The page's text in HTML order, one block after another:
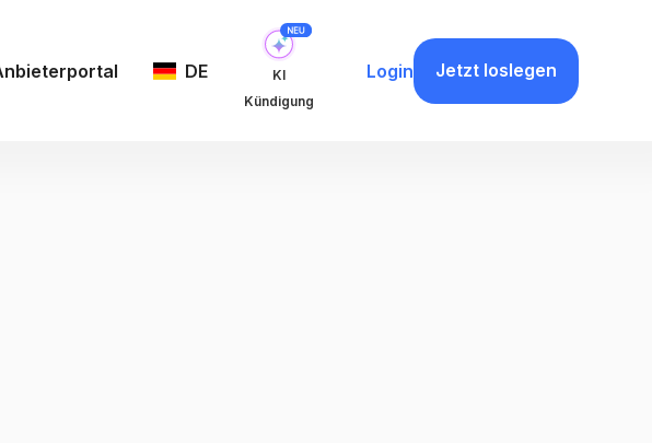
DE
KI
Kündigung
Login Jetzt loslegen